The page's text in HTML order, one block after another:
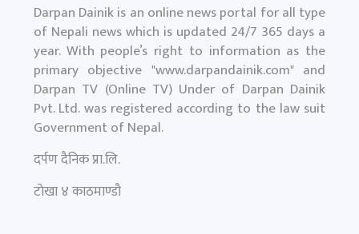
Darpan Dainik is an online news portal for all type
of Nepali news which is updated 24/7 365 days a
year. With people’s right to information as the
primary objective "www.darpandainik.com" and
Darpan TV (Online TV) Under of Darpan Dainik
Pvt. Ltd. was registered according to the law suit
Government of Nepal.
दर्पण दैनिक प्रा.लि.
टाेखा ४ काठमाण्डाै